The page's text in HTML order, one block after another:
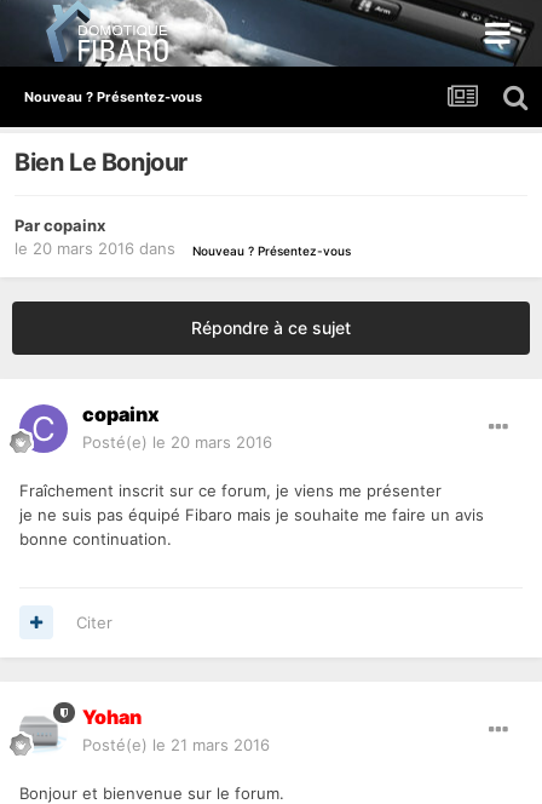
Nouveau ? Présentez-vous
Bien Le Bonjour
Parcopainx
le 20 mars 2016 dans Nouveau ? Présentez-vous
Répondre à ce sujet
copainx
Posté(e) le 20 mars 2016
Fraîchement inscrit sur ce forum, je viens me présenter
je ne suis pas équipé Fibaro mais je souhaite me faire un avis
bonne continuation.
Citer
Yohan
Posté(e) le 21 mars 2016
Bonjour et bienvenue sur le forum.